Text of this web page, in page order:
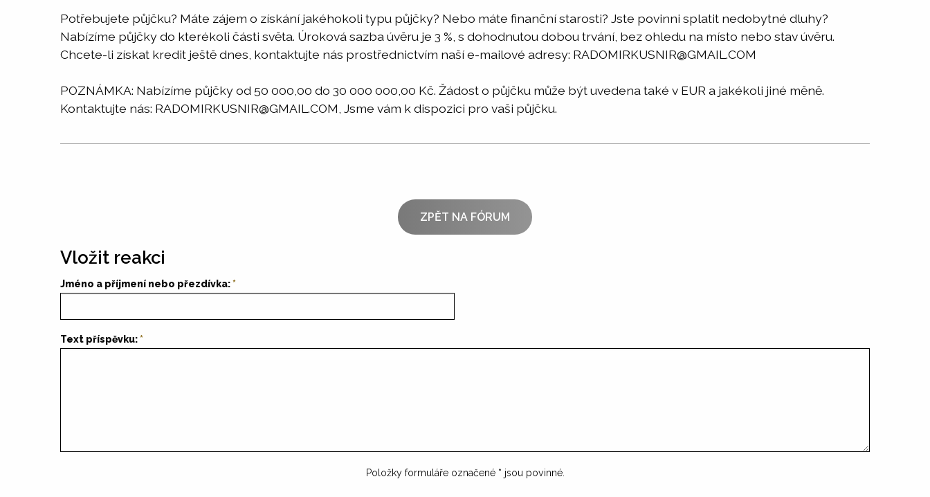
Potřebujete půjčku? Máte zájem o získání jakéhokoli typu půjčky? Nebo máte finanční starosti? Jste povinni splatit nedobytné dluhy?
Nabízíme půjčky do kterékoli části světa. Úroková sazba úvěru je 3 %, s dohodnutou dobou trvání, bez ohledu na místo nebo stav úvěru.
Chcete-li získat kredit ještě dnes, kontaktujte nás prostřednictvím naší e-mailové adresy: RADOMIRKUSNIR@GMAIL.COM
POZNÁMKA: Nabízíme půjčky od 50 000,00 do 30 000 000,00 Kč. Žádost o půjčku může být uvedena také v EUR a jakékoli jiné měně.
Kontaktujte nás: RADOMIRKUSNIR@GMAIL.COM, Jsme vám k dispozici pro vaši půjčku.
ZPĚT NA FÓRUM
Vložit reakci
Jméno a příjmení nebo přezdívka:
Text příspěvku:
Položky formuláře označené * jsou povinné.